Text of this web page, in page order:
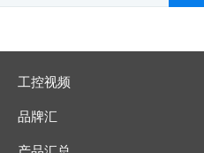
工控视频
品牌汇